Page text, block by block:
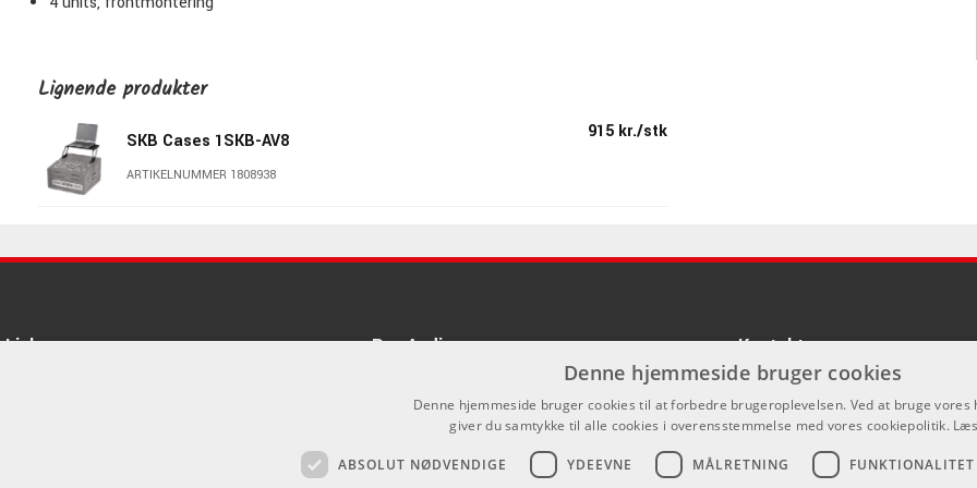
Lignende produkter
SKB Cases 1SKB-AV8
ARTIKELNUMMER 1808938
915 kr./stk
Links Pro Audio Kontakt
Som privatperson kan du ikke købe på
hjemmeside, alt salg foregår gennem
info@emnordic.dk
Denne hjemmeside bruger cookies
Denne hjemmeside bruger cookies til at forbedre brugeroplevelsen. Ved at bruge vores
giver du samtykke til alle cookies i overensstemmelse med vores cookiepolitik.
ABSOLUT NØDVENDIGE YDEEVNE MÅLRETNING FUNKTIONALITET